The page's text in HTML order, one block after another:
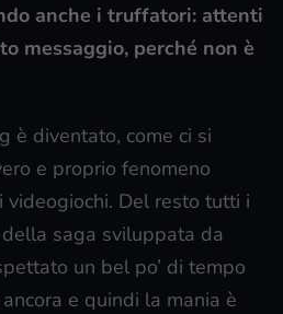
anche i truffatori: attenti
messaggio, perché non è
è diventato, come ci si
e proprio fenomeno
Del resto tutti i
saga sviluppata da
un bel po’ di tempo
e quindi la mania è